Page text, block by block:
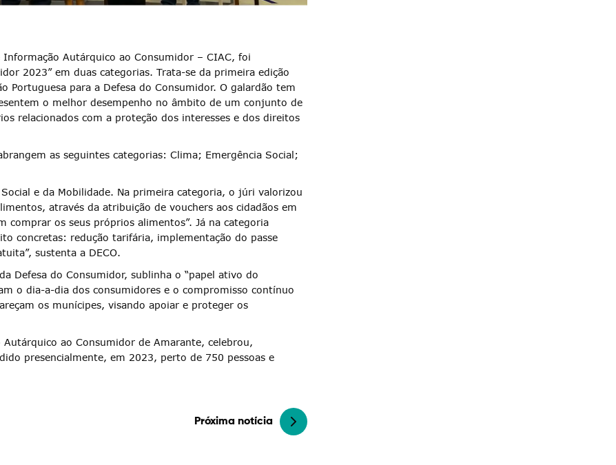
Autárquico ao Consumidor – CIAC, foi
2023” em duas categorias. Trata-se da primeira edição
Portuguesa para a Defesa do Consumidor. O galardão tem
o melhor desempenho no âmbito de um conjunto de
relacionados com a proteção dos interesses e dos direitos
as seguintes categorias: Clima; Emergência Social;
e da Mobilidade. Na primeira categoria, o júri valorizou
através da atribuição de vouchers aos cidadãos em
comprar os seus próprios alimentos”. Já na categoria
concretas: redução tarifária, implementação do passe
sustenta a DECO.
Defesa do Consumidor, sublinha o “papel ativo do
o dia-a-dia dos consumidores e o compromisso contínuo
os munícipes, visando apoiar e proteger os
ao Consumidor de Amarante, celebrou,
presencialmente, em 2023, perto de 750 pessoas e
Próxima notícia